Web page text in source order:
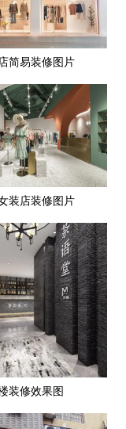
简易装修图片
装店装修图片
装修效果图